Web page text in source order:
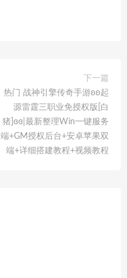
下一篇
热门 战神引擎传奇手游ʚʚ起
源雷霆三职业免授权版[白
猪]ɞɞ|最新整理Win一键服务
端+GM授权后台+安卓苹果双
端+详细搭建教程+视频教程